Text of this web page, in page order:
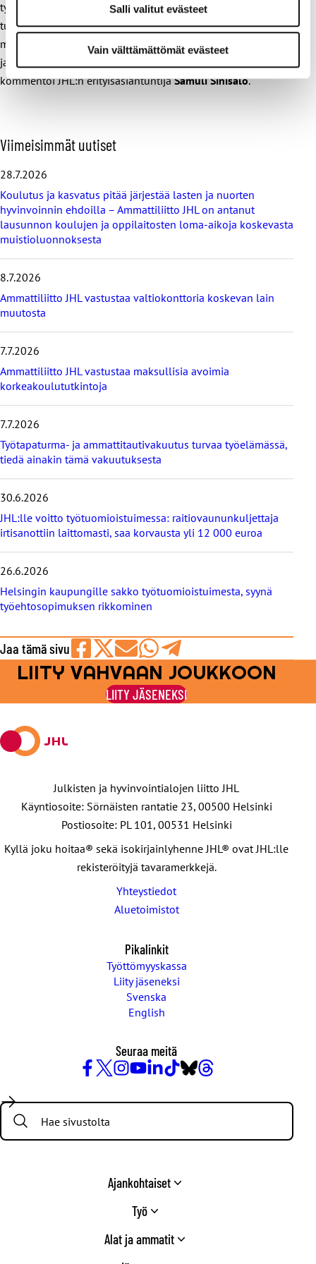
Salli valitut evästeet
Vain välttämättömät evästeet
työntekijöitä kohtaaviin haasteisiin. Tämä laaja
tutkimushanke tuottaa laadullista tietoa työelämän
murroksesta. Se sopii hyvin jatkoksi omiin väestörakennetta
ja työperäistä maahanmuuttoa käsitteleviin selvityksiimme,
kommentoi JHL:n erityisasiantuntijaSamuli Sinisalo.
O
h
i
t
a
v
i
i
i
s
i
ä
t
u
u
t
i
e
t
Viimeisimmät uutiset
28.7.2026
Koulutus ja kasvatus pitää järjestää lasten ja nuorten
hyvinvoinnin ehdoilla – Ammattiliitto JHL on antanut
lausunnon koulujen ja oppilaitosten loma-aikoja koskevasta
muistioluonnoksesta
8.7.2026
Ammattiliitto JHL vastustaa valtiokonttoria koskevan lain
muutosta
7.7.2026
Ammattiliitto JHL vastustaa maksullisia avoimia
korkeakoulututkintoja
7.7.2026
Työtapaturma- ja ammattitautivakuutus turvaa työelämässä,
tiedä ainakin tämä vakuutuksesta
30.6.2026
JHL:lle voitto työtuomioistuimessa: raitiovaununkuljettaja
irtisanottiin laittomasti, saa korvausta yli 12 000 euroa
26.6.2026
Helsingin kaupungille sakko työtuomioistuimesta, syynä
työehtosopimuksen rikkominen
Jaa tämä sivu
Jaa
Facebookissa
Jaa
viestipalvelu
X:ssä
Jaa
sähköpostilla
Jaa
WhatsAppilla
Jaa
Telegramilla
LIITY VAHVAAN JOUKKOON
LIITY JÄSENEKSI
Julkisten ja hyvinvointialojen liitto JHL
Käyntiosoite: Sörnäisten rantatie 23, 00500 Helsinki
Postiosoite: PL 101, 00531 Helsinki
Kyllä joku hoitaa® sekä isokirjainlyhenne JHL® ovat JHL:lle
rekisteröityjä tavaramerkkejä.
Yhteystiedot
Aluetoimistot
Pikalinkit
Työttömyyskassa
Liity jäseneksi
Svenska
English
Seuraa meitä
/
Twitter
Search:
Ajankohtaiset
Työ
Alat ja ammatit